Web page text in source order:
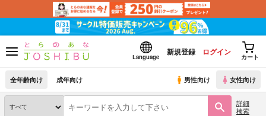
Language
新規登録 ログイン
カート
全年齢向け 成年向け 男性向け 女性向け
詳細
検索